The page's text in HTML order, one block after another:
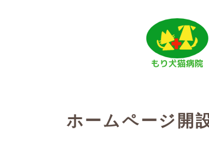
ホームページ開